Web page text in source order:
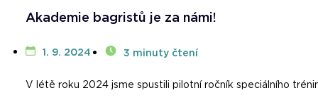
Akademie bagristů je za námi!
1. 9. 2024 3 minuty čtení
V létě roku 2024 jsme spustili pilotní ročník speciálního